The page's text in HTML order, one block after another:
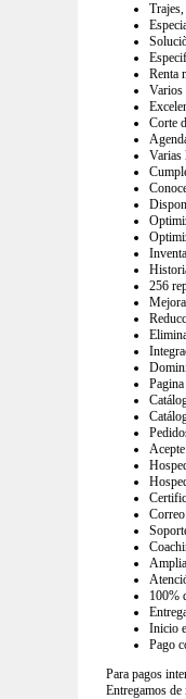
Renta
Varios
Corte
Varias
256
100%
Inicio
Pago
Para pagos
Entregamos de